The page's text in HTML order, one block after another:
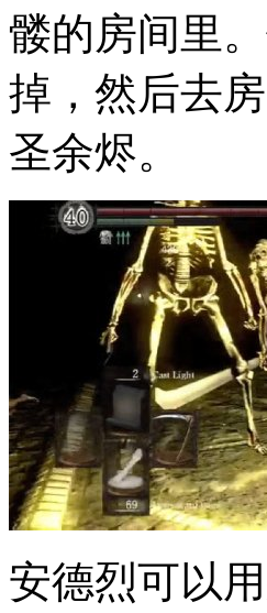
髅的房间里
掉，然后去
圣余烬。
安德烈可以